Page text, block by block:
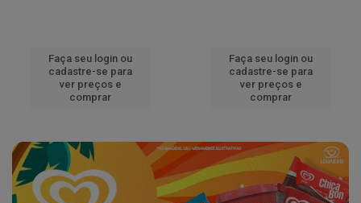
Faça seu login ou
cadastre-se para
ver preços e
comprar
Faça seu login ou
cadastre-se para
ver preços e
comprar